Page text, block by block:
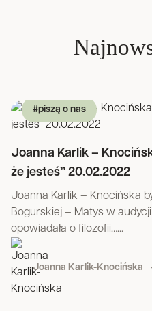
#piszą o nas
Joanna Karlik –
że jesteś” 20.02.2022
Joanna Karlik – Knocińska
Bogurskiej – Matys w
opowiadała o filozofii…...
Joanna Karlik-Knocińska •